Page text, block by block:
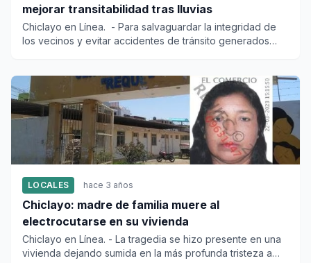
mejorar transitabilidad tras lluvias
Chiclayo en Línea. - Para salvaguardar la integridad de
los vecinos y evitar accidentes de tránsito generados
LOCALES hace 3 años
Chiclayo: madre de familia muere al
electrocutarse en su vivienda
Chiclayo en Línea. - La tragedia se hizo presente en una
vivienda dejando sumida en la más profunda tristeza a